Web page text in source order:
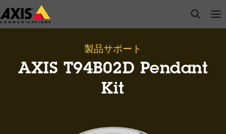
メ
イ
open
製品サポート
AXIS T94B02D Pendant
Kit